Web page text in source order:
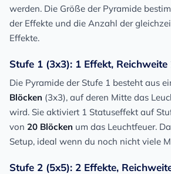
werden. Die Größe der Pyramide
der Effekte und die Anzahl der
Effekte.
Stufe 1 (3x3): 1 Effekt, Reichweite
Die Pyramide der Stufe 1 besteht aus
Blöcken (3x3), auf deren Mitte das
wird. Sie aktiviert 1 Statuseffekt auf
von 20 Blöcken um das Leuchtfeuer.
Setup, ideal wenn du noch nicht viele
Stufe 2 (5x5): 2 Effekte,